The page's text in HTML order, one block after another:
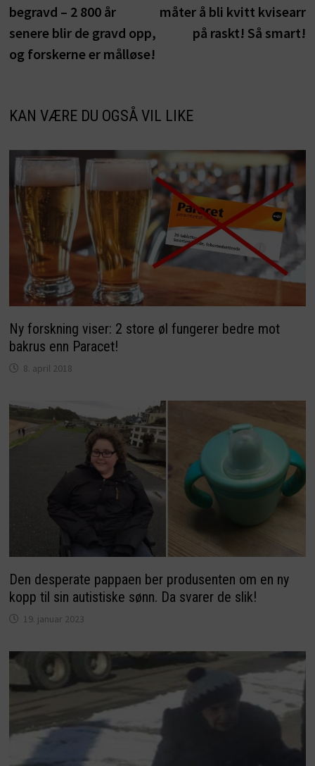
begravd – 2 800 år
senere blir de gravd opp,
og forskerne er målløse!
måter å bli kvitt kvisearr
på raskt! Så smart!
KAN VÆRE DU OGSÅ VIL LIKE
Ny forskning viser: 2 store øl fungerer bedre mot
bakrus enn Paracet!
8. april 2018
Den desperate pappaen ber produsenten om en ny
kopp til sin autistiske sønn. Da svarer de slik!
19. januar 2023